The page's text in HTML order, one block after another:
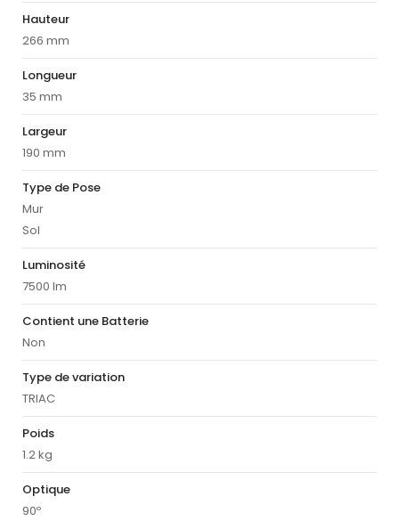
Hauteur
266 mm
Longueur
35 mm
Largeur
190 mm
Type de Pose
Mur
Sol
Luminosité
7500 lm
Contient une Batterie
Non
Type de variation
TRIAC
Poids
1.2 kg
Optique
90º